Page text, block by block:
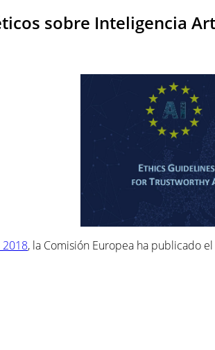
sobre Inteligencia
, la Comisión Europea ha publicado